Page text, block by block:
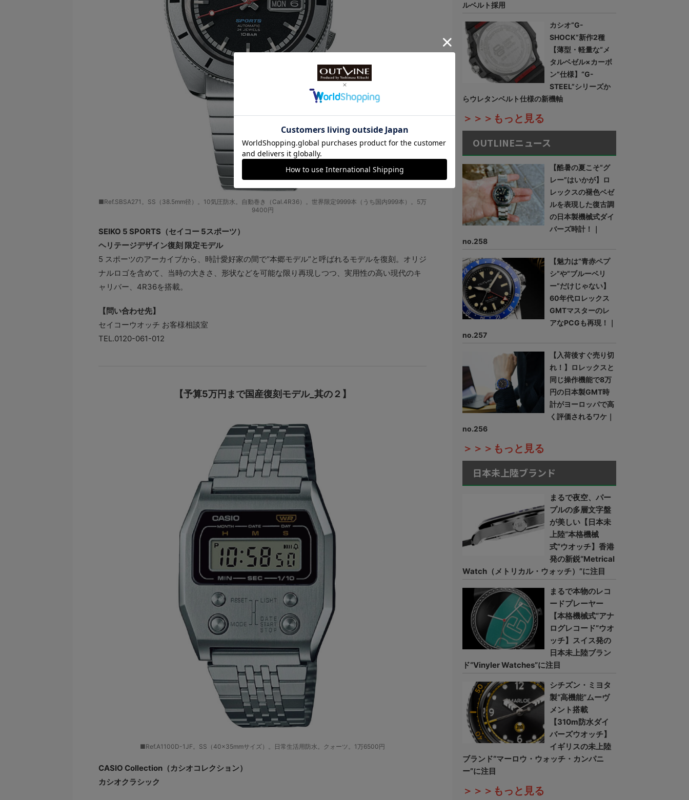
■Ref.SBSA271。SS（38.5mm径）。10気圧防水。自動巻き（Cal.4R36）。世界限定9999本（うち国内999本）。5万
9400円
SEIKO 5 SPORTS（セイコー 5スポーツ）
ヘリテージデザイン復刻 限定モデル
5 スポーツのアーカイブから、時計愛好家の間で“本郷モデル”と呼ばれるモデルを復刻。オリジ
ナルロゴを含めて、当時の大きさ、形状などを可能な限り再現しつつ、実用性の高い現代のキ
ャリバー、4R36を搭載。
【問い合わせ先】
セイコーウオッチ お客様相談室
TEL.0120-061-012
【予算5万円まで国産復刻モデル_其の２】
■Ref.A1100D-1JF。SS（40×35mmサイズ）。日常生活用防水。クォーツ。1万6500円
CASIO Collection（カシオコレクション）
カシオクラシック
ルベルト採用
カシオ“G-
SHOCK”新作2種
【薄型・軽量な“メ
タルベゼル×カーボ
ン”仕様】“G-
STEEL”シリーズか
らウレタンベルト仕様の新機軸
＞＞＞もっと見る
OUTLINEニュース
【酷暑の夏こそ“グ
レー”はいかが】ロ
レックスの褪色ベゼ
ルを表現した復古調
の日本製機械式ダイ
バーズ時計！｜
no.258
【魅力は“青赤ペプ
シ”や“ブルーベリ
ー”だけじゃない】
60年代ロレックス
GMTマスターのレ
アなPCGも再現！｜
no.257
【入荷後すぐ売り切
れ！】ロレックスと
同じ操作機能で8万
円の日本製GMT時
計がヨーロッパで高
く評価されるワケ｜
no.256
＞＞＞もっと見る
日本未上陸ブランド
まるで夜空、パー
プルの多層文字盤
が美しい【日本未
上陸“本格機械
式”ウオッチ】香港
発の新鋭“Metrical
Watch（メトリカル・ウォッチ）”に注目
まるで本物のレコ
ードプレーヤー
【本格機械式“アナ
ログレコード”ウオ
ッチ】スイス発の
日本未上陸ブラン
ド“Vinyler Watches”に注目
シチズン・ミヨタ
製“高機能”ムーヴ
メント搭載
【310m防水ダイ
バーズウオッチ】
イギリスの未上陸
ブランド“マーロウ・ウォッチ・カンパニ
ー”に注目
＞＞＞もっと見る